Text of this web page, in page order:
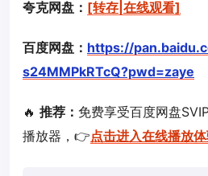
夸克网盘： [转存|在线观看]
百度网盘： https://
s24MMPkRTcQ?pwd=zaye
🔥 推荐： 免费享受百度网盘
播放器，👉点击进入在线播放